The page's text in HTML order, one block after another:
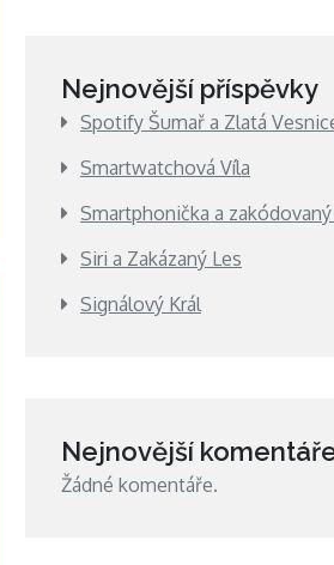
Nejnovější příspěvky
Spotify Šumař a Zlatá
Smartwatchová Víla
Smartphonička a
Siri a Zakázaný Les
Signálový Král
Nejnovější
Žádné komentáře.